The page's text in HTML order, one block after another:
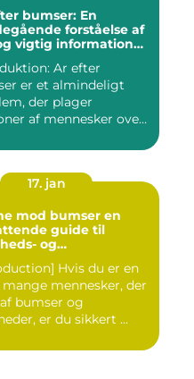
bumser: En
forståelse af
vigtig information
Ar efter
er et almindeligt
der plager
af mennesker over
17. jan
mod bumser en
guide til
og
Hvis du er en
mange mennesker, der
bumser og
er du sikkert ...